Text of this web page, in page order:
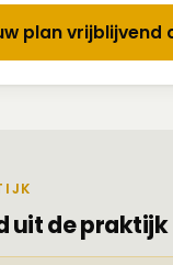
plan vrijblijvend
uit de praktijk